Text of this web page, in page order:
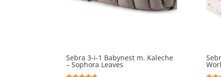
Sebra 3-i-1 Babynest m. Kaleche
– Sophora Leaves